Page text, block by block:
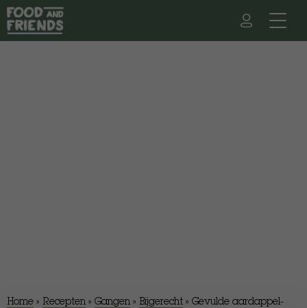
Home » Recepten » Gangen » Bijgerecht » Gevulde aardappel-